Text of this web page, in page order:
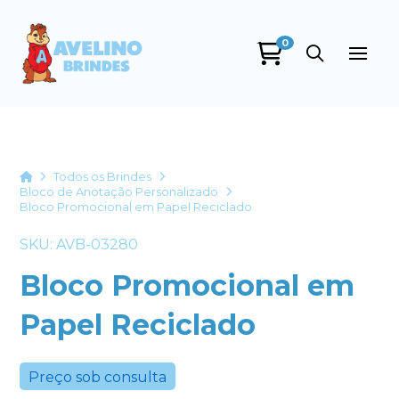
0
HomeTodos os Brindes
Bloco de Anotação Personalizado
Bloco Promocional em Papel Reciclado
SKU: AVB-03280
Bloco Promocional em
Papel Reciclado
Preço sob consulta
+55